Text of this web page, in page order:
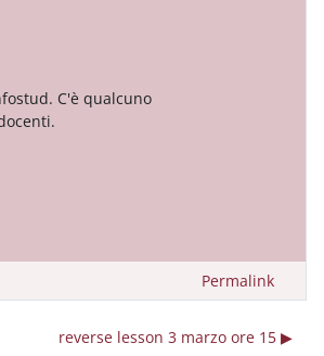
C'è qualcuno
Permalink
reverse lesson 3 marzo ore 15 ▶︎